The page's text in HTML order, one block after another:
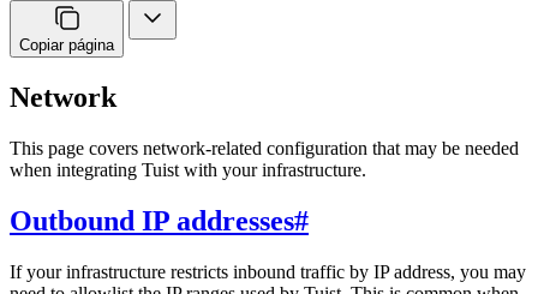
Copiar página
Network
This page covers network-related configuration that may be needed
when integrating Tuist with your infrastructure.
Outbound IP addresses#
If your infrastructure restricts inbound traffic by IP address, you may